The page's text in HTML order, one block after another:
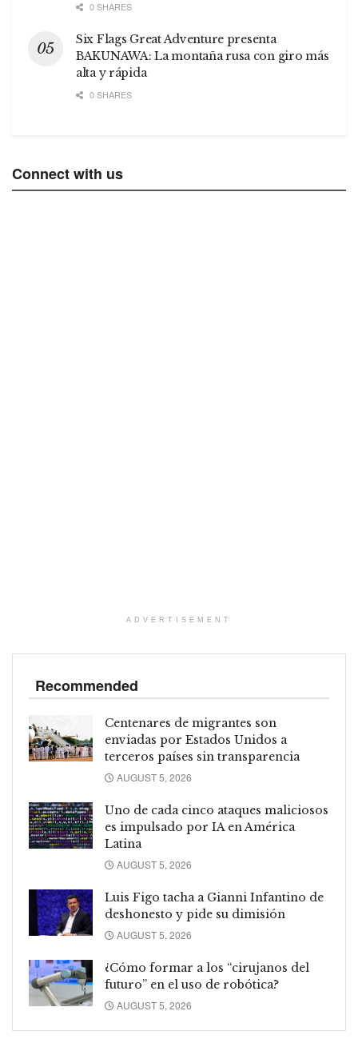
0 SHARES
Six Flags Great Adventure presenta
BAKUNAWA: La montaña rusa con giro más
alta y rápida
0 SHARES
Connect with us
ADVERTISEMENT
Recommended
Centenares de migrantes son
enviadas por Estados Unidos a
terceros países sin transparencia
AUGUST 5, 2026
Uno de cada cinco ataques maliciosos
es impulsado por IA en América
Latina
AUGUST 5, 2026
Luis Figo tacha a Gianni Infantino de
deshonesto y pide su dimisión
AUGUST 5, 2026
¿Cómo formar a los “cirujanos del
futuro” en el uso de robótica?
AUGUST 5, 2026